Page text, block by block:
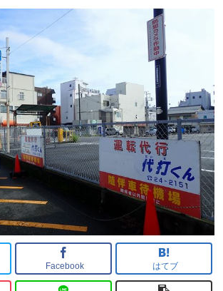
Facebook はてブ